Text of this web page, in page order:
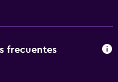
frecuentes